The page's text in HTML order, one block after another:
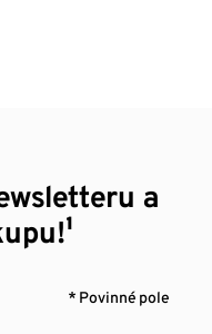
a
* Povinné pole